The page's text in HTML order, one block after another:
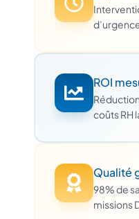
ROI
coûts RH
Qualité
98% de
missions